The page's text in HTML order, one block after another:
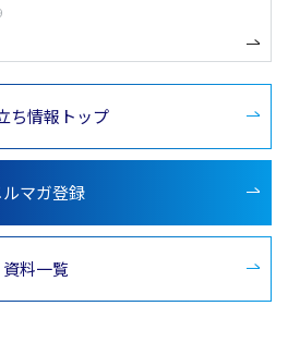
ち情報トップ
ルマガ登録
資料一覧